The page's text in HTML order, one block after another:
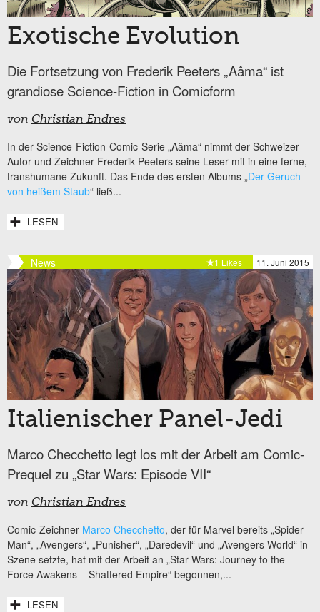
Exotische Evolution
Die Fortsetzung von Frederik Peeters „Aâma“ ist
grandiose Science-Fiction in Comicform
von Christian Endres
In der Science-Fiction-Comic-Serie „Aâma“ nimmt der Schweizer
Autor und Zeichner Frederik Peeters seine Leser mit in eine ferne,
transhumane Zukunft. Das Ende des ersten Albums „Der Geruch
von heißem Staub“ ließ...
LESEN
News 11. Juni 2015
1 Likes
Italienischer Panel-Jedi
Marco Checchetto legt los mit der Arbeit am Comic-
Prequel zu „Star Wars: Episode VII“
von Christian Endres
Comic-Zeichner Marco Checchetto, der für Marvel bereits „Spider-
Man“, „Avengers“, „Punisher“, „Daredevil“ und „Avengers World“ in
Szene setzte, hat mit der Arbeit an „Star Wars: Journey to the
Force Awakens – Shattered Empire“ begonnen,...
LESEN